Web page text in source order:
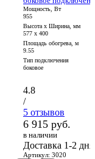
Мощность, Вт
955
Высота x Ширина, мм
577 x 400
Площадь обогрева, м
9.55
Тип подключения
боковое
4.8
/
5 отзывов
6 915 руб.
в наличии
Доставка 1-2 дня
Артикул: 3020